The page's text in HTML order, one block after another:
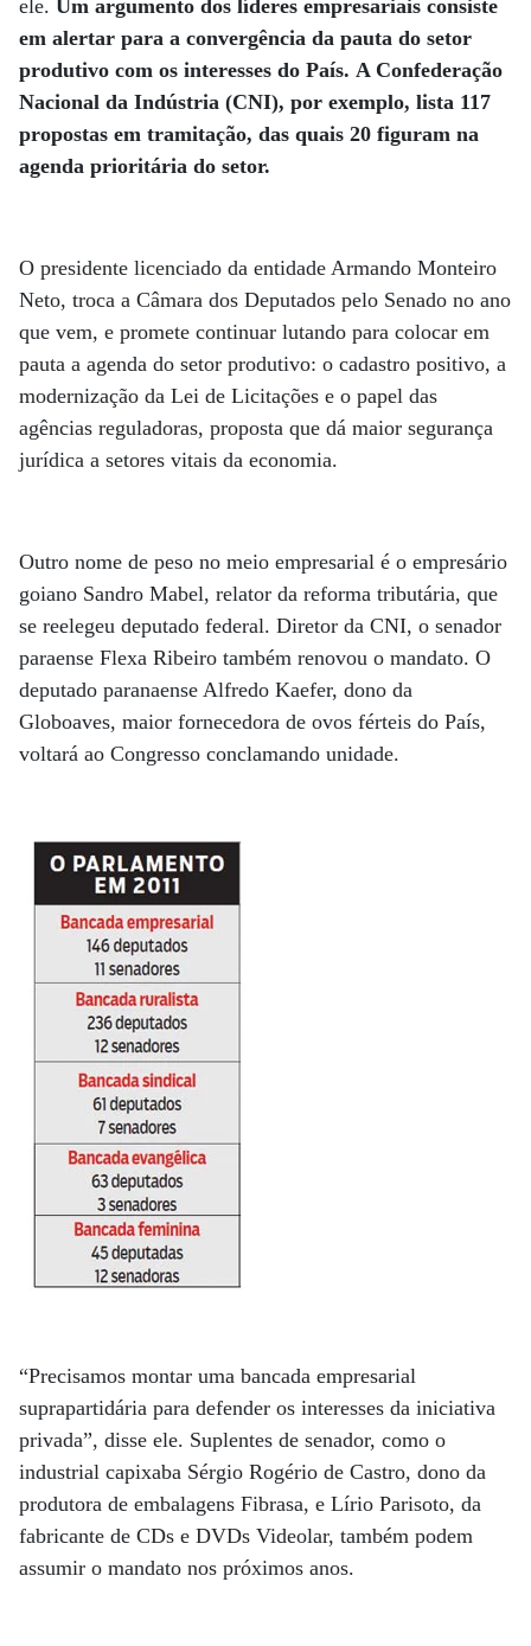
ele. Um argumento dos líderes empresariais consiste
em alertar para a convergência da pauta do setor
produtivo com os interesses do País. A Confederação
Nacional da Indústria (CNI), por exemplo, lista 117
propostas em tramitação, das quais 20 figuram na
agenda prioritária do setor.
O presidente licenciado da entidade Armando Monteiro
Neto, troca a Câmara dos Deputados pelo Senado no ano
que vem, e promete continuar lutando para colocar em
pauta a agenda do setor produtivo: o cadastro positivo, a
modernização da Lei de Licitações e o papel das
agências reguladoras, proposta que dá maior segurança
jurídica a setores vitais da economia.
Outro nome de peso no meio empresarial é o empresário
goiano Sandro Mabel, relator da reforma tributária, que
se reelegeu deputado federal. Diretor da CNI, o senador
paraense Flexa Ribeiro também renovou o mandato. O
deputado paranaense Alfredo Kaefer, dono da
Globoaves, maior fornecedora de ovos férteis do País,
voltará ao Congresso conclamando unidade.
“Precisamos montar uma bancada empresarial
suprapartidária para defender os interesses da iniciativa
privada”, disse ele. Suplentes de senador, como o
industrial capixaba Sérgio Rogério de Castro, dono da
produtora de embalagens Fibrasa, e Lírio Parisoto, da
fabricante de CDs e DVDs Videolar, também podem
assumir o mandato nos próximos anos.